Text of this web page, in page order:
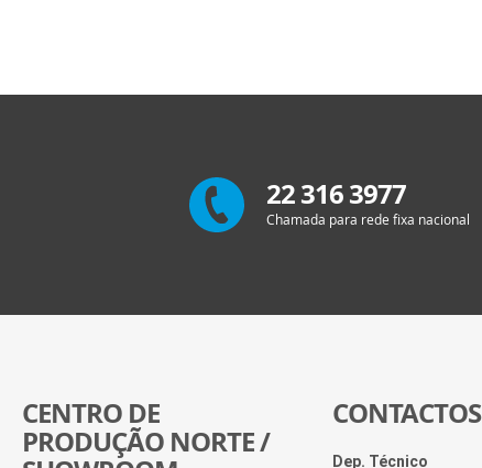
22 316 3977
Chamada para rede fixa nacional
CENTRO DE
PRODUÇÃO NORTE /
CONTACTOS
Dep. Técnico